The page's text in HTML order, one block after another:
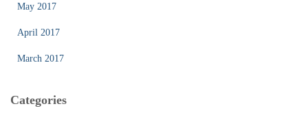
May 2017
April 2017
March 2017
Categories